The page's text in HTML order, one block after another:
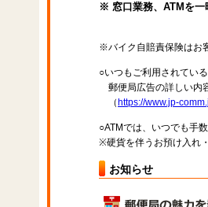
※ 窓口業務、ATMを一
※バイク自賠責保険はお
○いつもご利用されてい
郵便局広告の詳しい内
（ https://www.jp-
○ATMでは、いつでも手
※硬貨を伴うお預け入れ
お知らせ